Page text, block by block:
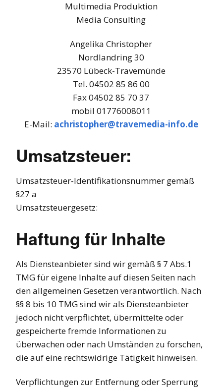
Multimedia Produktion
Media Consulting
Angelika Christopher
Nordlandring 30
23570 Lübeck-Travemünde
Tel. 04502 85 86 00
Fax 04502 85 70 37
mobil 01776008011
E-Mail: achristopher@travemedia-info.de
Umsatzsteuer:
Umsatzsteuer-Identifikationsnummer gemäß
§27 a
Umsatzsteuergesetz:
Haftung für Inhalte
Als Diensteanbieter sind wir gemäß § 7 Abs.1
TMG für eigene Inhalte auf diesen Seiten nach
den allgemeinen Gesetzen verantwortlich. Nach
§§ 8 bis 10 TMG sind wir als Diensteanbieter
jedoch nicht verpflichtet, übermittelte oder
gespeicherte fremde Informationen zu
überwachen oder nach Umständen zu forschen,
die auf eine rechtswidrige Tätigkeit hinweisen.
Verpflichtungen zur Entfernung oder Sperrung